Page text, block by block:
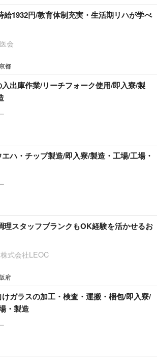
給1932円/教育体制充実・生活期リハが学べ
会
都
入出庫作業/リーチフォーク使用/即入寮/製
エハ・チップ製造/即入寮/製造・工場/工場・
理スタッフブランクもOK経験を活かせるお
式会社LEOC
府
けガラスの加工・検査・運搬・梱包/即入寮/
・製造